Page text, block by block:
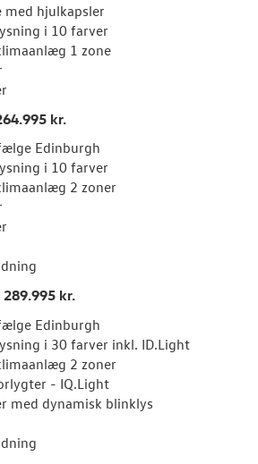
hjulkapsler
i 10 farver
1 zone
kr.
Edinburgh
i 10 farver
2 zoner
kr.
Edinburgh
i 30 farver inkl. ID.Light
2 zoner
- IQ.Light
med dynamisk blinklys